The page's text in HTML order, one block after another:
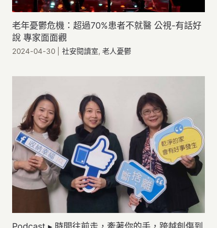
老年憂鬱危機：超過70%患者不就醫 公視-有話好
說 專家面面觀
2024-04-30 社安閱讀室,老人憂鬱